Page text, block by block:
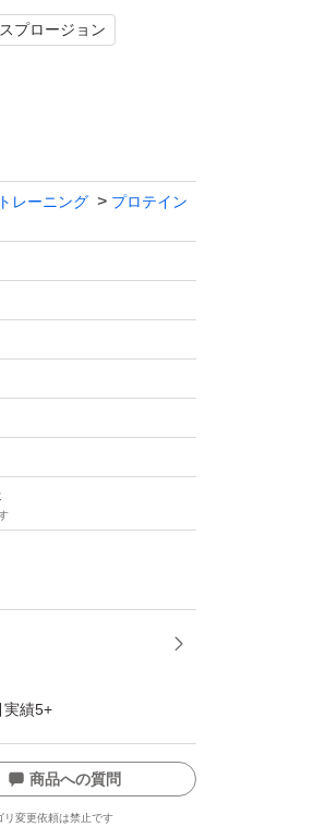
ング認証取得、日本
プロージョン
レーニング
プロテイン
実績5+
商品への質問
リ変更依頼は禁止です